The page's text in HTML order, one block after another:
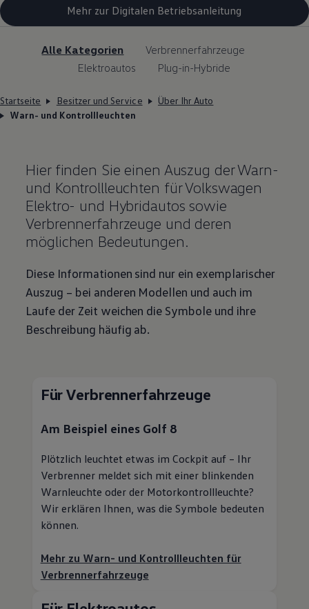
Mehr zur Digitalen Betriebsanleitung
Alle Kategorien
Verbrennerfahrzeuge
Elektroautos
Plug-in-Hybride
Startseite Besitzer und Service
Über Ihr Auto
Warn- und Kontrollleuchten
Hier finden Sie einen Auszug der Warn-
und Kontrollleuchten fürVolkswagen
Elektro- und Hybridautos sowie
Verbrennerfahrzeuge und deren
möglichen Bedeutungen.
Diese Informationen sind nur ein exemplarischer
Auszug – bei anderen Modellen und auch im
Laufe der Zeit weichen die Symbole und ihre
Beschreibung häufig ab.
Für Verbrennerfahrzeuge
Am Beispiel eines Golf 8
Plötzlich leuchtet etwas im Cockpit auf – Ihr
Verbrenner meldet sich mit einer blinkenden
Warnleuchte oder der Motorkontrollleuchte?
Wir erklären Ihnen, was die Symbole bedeuten
können.
Mehr zu Warn- und Kontrollleuchten für
Verbrennerfahrzeuge